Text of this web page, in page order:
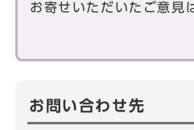
お寄せいただいたご意見
お問い合わせ先